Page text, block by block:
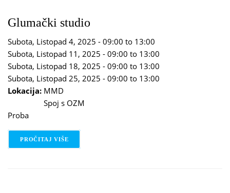
Glumački studio
Subota, Listopad 4, 2025 - 09:00 to 13:00
Subota, Listopad 11, 2025 - 09:00 to 13:00
Subota, Listopad 18, 2025 - 09:00 to 13:00
Subota, Listopad 25, 2025 - 09:00 to 13:00
Lokacija: MMD
Spoj s OZM
Proba
PROČITAJ VIŠE